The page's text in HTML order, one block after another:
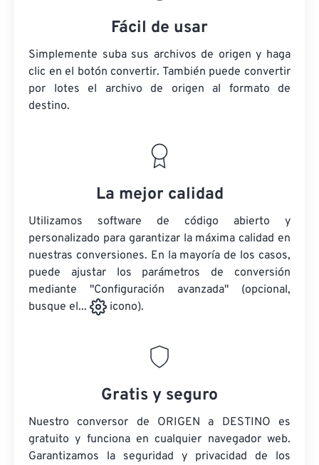
Fácil de usar
Simplemente suba sus archivos de origen y haga
clic en el botón convertir. También puede convertir
por lotes el archivo de origen al formato de
destino.
La mejor calidad
Utilizamos software de código abierto y
personalizado para garantizar la máxima calidad en
nuestras conversiones. En la mayoría de los casos,
puede ajustar los parámetros de conversión
mediante "Configuración avanzada" (opcional,
busque el...
icono).
Gratis y seguro
Nuestro conversor de ORIGEN a DESTINO es
gratuito y funciona en cualquier navegador web.
Garantizamos la seguridad y privacidad de los